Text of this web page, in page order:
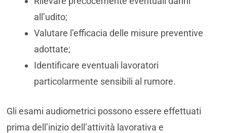
all’udito;
Valutare l’efficacia delle misure preventive
adottate;
Identificare eventuali lavoratori
particolarmente sensibili al rumore.
Gli esami audiometrici possono essere effettuati
prima dell’inizio dell’attività lavorativa e